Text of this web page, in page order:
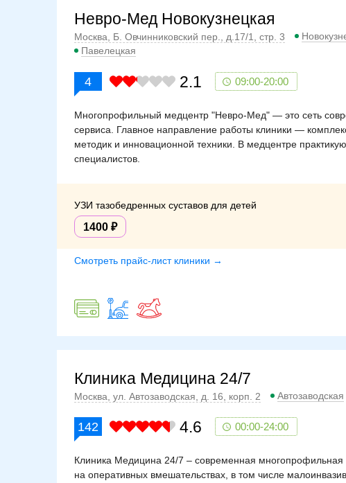
Невро-Мед Новокузнецкая
Москва, Б. Овчинниковский пер., д.17/1, стр. 3
Павелецкая
4 2.1 09:00-20:00
Многопрофильный медцентр "Невро-Мед" — это сеть
сервиса. Главное направление работы клиники —
методик и инновационной техники. В медцентре
специалистов.
УЗИ тазобедренных суставов для детей
1400
Смотреть прайс-лист клиники →
Клиника Медицина 24/7
Москва, ул. Автозаводская, д. 16, корп. 2 Автозаводская
142 4.6 00:00-24:00
Клиника Медицина 24/7 – современная
на оперативных вмешательствах, в том числе